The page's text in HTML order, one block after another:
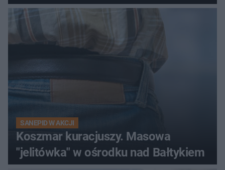
nagranie krąży po sieci
SANEPID W AKCJI
Koszmar kuracjuszy. Masowa
"jelitówka" w ośrodku nad Bałtykiem